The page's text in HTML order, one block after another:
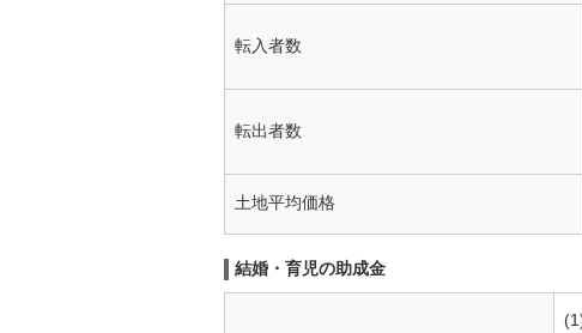
転入者数
転出者数
土地平均価格
結婚・育児の助成金